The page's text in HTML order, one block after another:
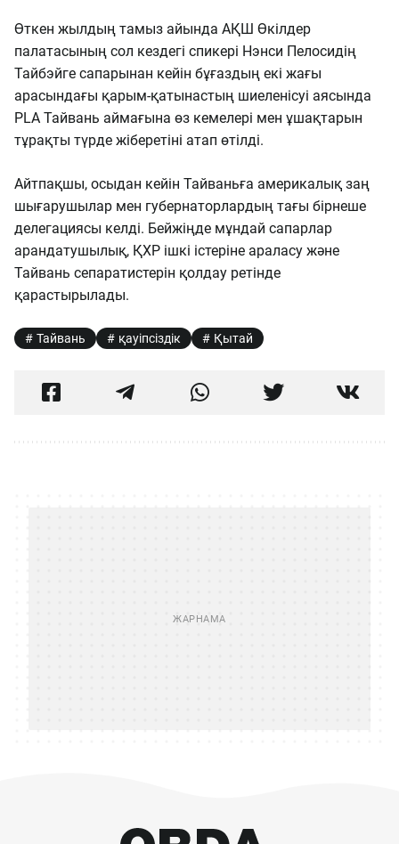
Өткен жылдың тамыз айында АҚШ Өкілдер
палатасының сол кездегі спикері Нэнси Пелосидің
Тайбэйге сапарынан кейін бұғаздың екі жағы
арасындағы қарым-қатынастың шиеленісуі аясында
PLA Тайвань аймағына өз кемелері мен ұшақтарын
тұрақты түрде жіберетіні атап өтілді.
Айтпақшы, осыдан кейін Тайваньға америкалық заң
шығарушылар мен губернаторлардың тағы бірнеше
делегациясы келді. Бейжіңде мұндай сапарлар
арандатушылық, ҚХР ішкі істеріне араласу және
Тайвань сепаратистерін қолдау ретінде
қарастырылады.
Тайвань қауіпсіздік Қытай